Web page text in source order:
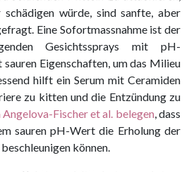
würde, sind sanfte, aber
Eine Sofortmassnahme ist der
Gesichtssprays mit pH-
Eigenschaften, um das Milieu
hilft ein Serum mit Ceramiden
zu kitten und die Entzündung zu
Angelova-Fischer et al. belegen, dass
sauren pH-Wert die Erholung der
können.